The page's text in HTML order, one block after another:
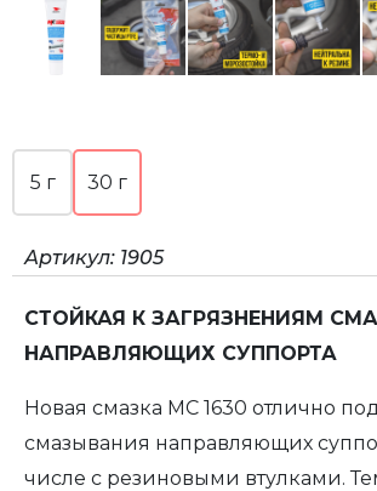
5 г 30 г
Артикул: 1905
СТОЙКАЯ К ЗАГРЯЗНЕНИЯМ
НАПРАВЛЯЮЩИХ СУППОРТА
Новая смазка МС 1630 отлично
смазывания направляющих
числе с резиновыми втулками.